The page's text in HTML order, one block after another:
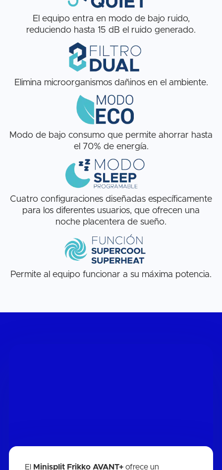
El equipo entra en modo de bajo ruido,
reduciendo hasta 15 dB el ruido generado.
Elimina microorganismos dañinos en el ambiente.
Modo de bajo consumo que permite ahorrar hasta
el 70% de energía.
Cuatro configuraciones diseñadas específicamente
para los diferentes usuarios, que ofrecen una
noche placentera de sueño.
Permite al equipo funcionar a su máxima potencia.
El Minisplit Frikko AVANT+ofrece un